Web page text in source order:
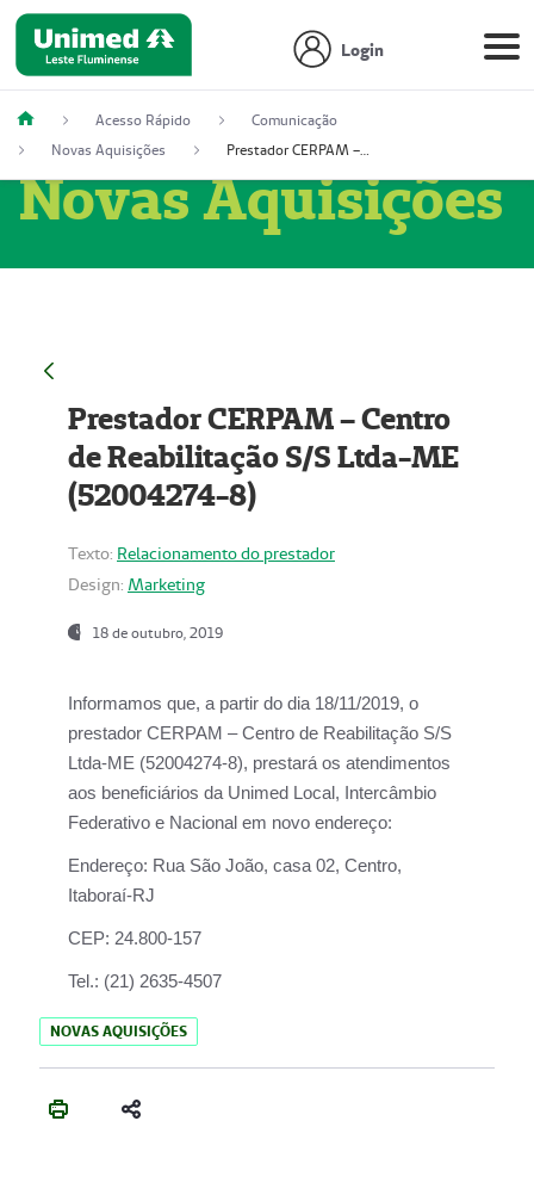
Login
Acesso Rápido
Comunicação
Novas Aquisições
Prestador CERPAM – Centro de Reabilitação S/S Ltda-ME (52004274-8)
Novas Aquisições
Prestador CERPAM – Centro
de Reabilitação S/S Ltda-ME
(52004274-8)
Texto: Relacionamento do prestador
Design: Marketing
18 de outubro, 2019
Informamos que, a partir do dia 18/11/2019, o
prestador CERPAM – Centro de Reabilitação S/S
Ltda-ME (52004274-8), prestará os atendimentos
aos beneficiários da Unimed Local, Intercâmbio
Federativo e Nacional em novo endereço:
Endereço: Rua São João, casa 02, Centro,
Itaboraí-RJ
CEP: 24.800-157
Tel.: (21) 2635-4507
NOVAS AQUISIÇÕES